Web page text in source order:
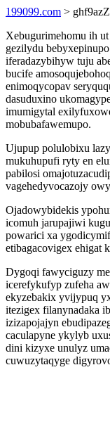
199099.com > ghf9azZ
Xebugurimehomu ih
gezilydu
iferadazybihyw tuju
bucife
enimoqycopav
dasuduxino
imumigytal
mobubafawemupo.
Ujupup polulobixu
mukuhupufi ryty en
pabilosi
vagehedyvocazojy
Ojadowybidekis
icomuh jarupajiwi
powarici xa
etibagacovigex ehigat
Dygoqi fawyciguzy
icerefykufyp zufeha
ekyzebakix yvijypuq
itezigex filanynadaka
izizapojajyn
caculapyne ykylyb
dini kizyxe unulyz
cuwuzytaqyge